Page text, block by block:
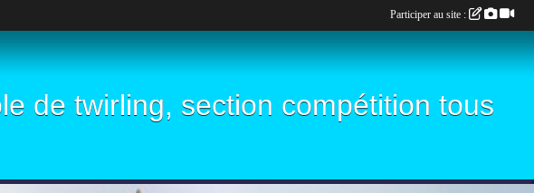
de twirling, section compétition tous
Participer au site :